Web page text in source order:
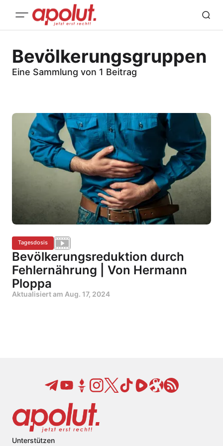
Bevölkerungsgruppen
Eine Sammlung von 1 Beitrag
Tagesdosis
Bevölkerungsreduktion durch
Fehlernährung | Von Hermann
Ploppa
Aktualisiert am Aug. 17, 2024
Unterstützen